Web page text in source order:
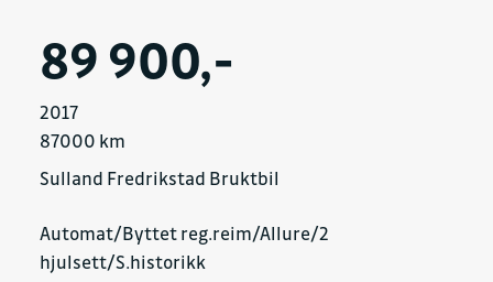
89 900,-
2017
87000 km
Sulland Fredrikstad Bruktbil
Automat/Byttet reg.reim/Allure/2
hjulsett/S.historikk